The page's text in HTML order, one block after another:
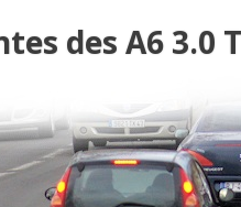
des A6 3.0